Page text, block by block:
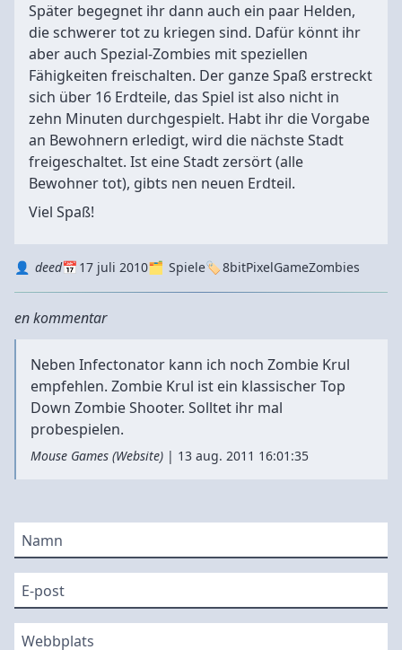
Später begegnet ihr dann auch ein paar Helden,
die schwerer tot zu kriegen sind. Dafür könnt ihr
aber auch Spezial-Zombies mit speziellen
Fähigkeiten freischalten. Der ganze Spaß erstreckt
sich über 16 Erdteile, das Spiel ist also nicht in
zehn Minuten durchgespielt. Habt ihr die Vorgabe
an Bewohnern erledigt, wird die nächste Stadt
freigeschaltet. Ist eine Stadt zersört (alle
Bewohner tot), gibts nen neuen Erdteil.
Viel Spaß!
Autordeed
Datum 17 juli 2010
Kategorie Spiele Tags
8bitPixelGameZombies
en kommentar
Neben Infectonator kann ich noch Zombie Krul
empfehlen. Zombie Krul ist ein klassischer Top
Down Zombie Shooter. Solltet ihr mal
probespielen.
Mouse Games (Website) | 13 aug. 2011 16:01:35
Namn
E-post
Webbplats